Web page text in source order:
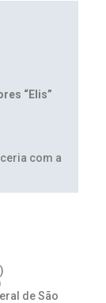
“Elis”
com a
de São